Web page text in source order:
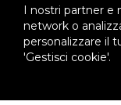
I nostri partner e
network o
personalizzare il
'Gestisci cookie'.